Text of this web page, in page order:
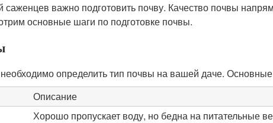
саженцев важно подготовить почву. Качество почвы
основные шаги по подготовке почвы.
определить тип почвы на вашей даче.
Описание
Хорошо пропускает воду, но бедна на питательные